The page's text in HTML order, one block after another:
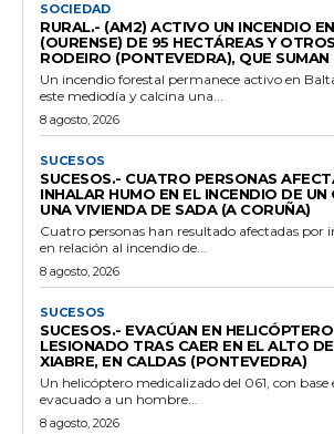
SOCIEDAD
RURAL.- (AM2) ACTIVO UN INCENDIO
(OURENSE) DE 95 HECTÁREAS Y
RODEIRO (PONTEVEDRA), QUE
Un incendio forestal permanece activo en
este mediodía y calcina una...
8 agosto, 2026
SUCESOS
SUCESOS.- CUATRO PERSONAS
INHALAR HUMO EN EL INCENDIO DE UN
UNA VIVIENDA DE SADA (A CORUÑA)
Cuatro personas han resultado afectadas por
en relación al incendio de...
8 agosto, 2026
SUCESOS
SUCESOS.- EVACÚAN EN
LESIONADO TRAS CAER EN EL ALTO
XIABRE, EN CALDAS (PONTEVEDRA)
Un helicóptero medicalizado del 061, con base
evacuado a un hombre...
8 agosto, 2026